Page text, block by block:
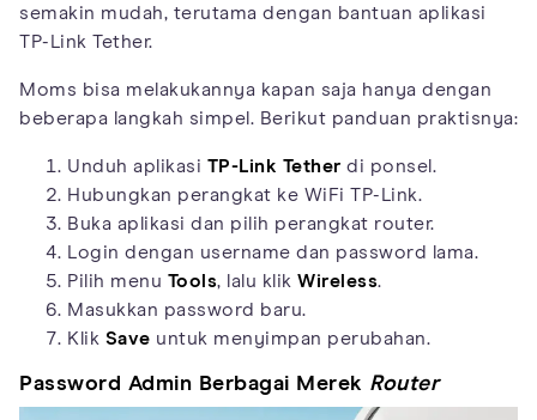
semakin mudah, terutama dengan bantuan aplikasi
TP-Link Tether.
Moms bisa melakukannya kapan saja hanya dengan
beberapa langkah simpel. Berikut panduan praktisnya:
Unduh aplikasi TP-Link Tether di ponsel.
Hubungkan perangkat ke WiFi TP-Link.
Buka aplikasi dan pilih perangkat router.
Login dengan username dan password lama.
Pilih menu Tools, lalu klik Wireless.
Masukkan password baru.
Klik Save untuk menyimpan perubahan.
Password Admin Berbagai Merek Router